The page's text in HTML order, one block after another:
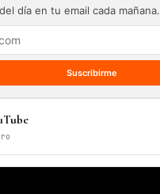
día en tu email cada mañana.
Suscribirme